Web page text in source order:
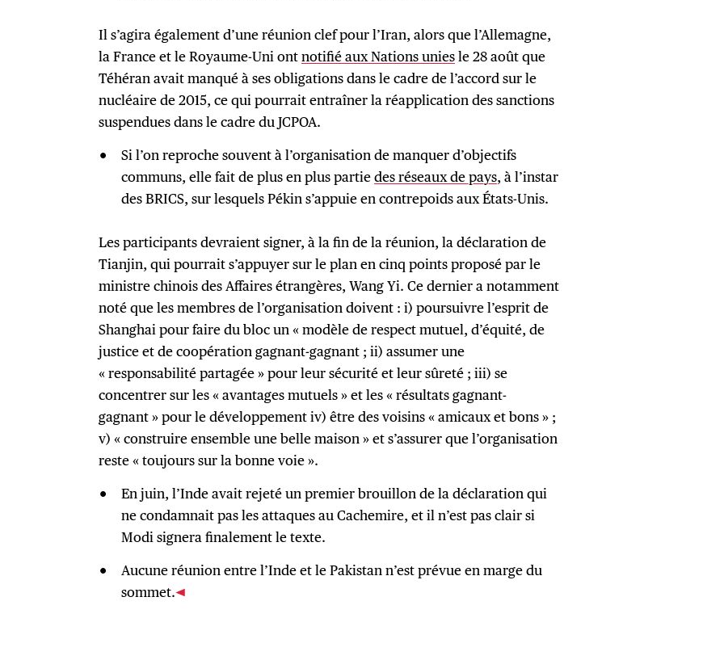
Il s’agira également d’une réunion clef pour l’Iran, alors que l’Allemagne,
la France et le Royaume-Uni ontnotifié aux Nations uniesle 28 août que
Téhéran avait manqué à ses obligations dans le cadre de l’accord sur le
nucléaire de 2015, ce qui pourrait entraîner la réapplication des sanctions
suspendues dans le cadre du JCPOA.
Si l’on reproche souvent à l’organisation de manquer d’objectifs
communs, elle fait de plus en plus partiedes réseaux de pays, à l’instar
des BRICS, sur lesquels Pékin s’appuie en contrepoids aux États-Unis.
Les participants devraient signer, à la fin de la réunion, la déclaration de
Tianjin, qui pourrait s’appuyer sur le plan en cinq points proposé par le
ministre chinois des Affaires étrangères, Wang Yi. Ce dernier a notamment
noté que les membres de l’organisation doivent : i) poursuivre l’esprit de
Shanghai pour faire du bloc un « modèle de respect mutuel, d’équité, de
justice et de coopération gagnant-gagnant ; ii) assumer une
« responsabilité partagée » pour leur sécurité et leur sûreté ; iii) se
concentrer sur les « avantages mutuels » et les « résultats gagnant-
gagnant » pour le développement iv) être des voisins « amicaux et bons » ;
v) « construire ensemble une belle maison » et s’assurer que l’organisation
reste « toujours sur la bonne voie ».
En juin, l’Inde avait rejeté un premier brouillon de la déclaration qui
ne condamnait pas les attaques au Cachemire, et il n’est pas clair si
Modi signera finalement le texte.
Aucune réunion entre l’Inde et le Pakistan n’est prévue en marge du
sommet.